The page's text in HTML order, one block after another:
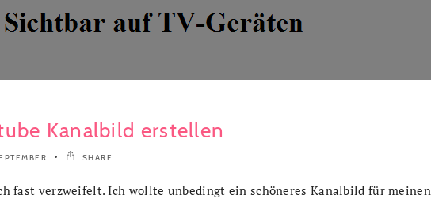
Kanalbild erstellen
SHARE
fast verzweifelt. Ich wollte unbedingt ein schöneres Kanalbild für meinen